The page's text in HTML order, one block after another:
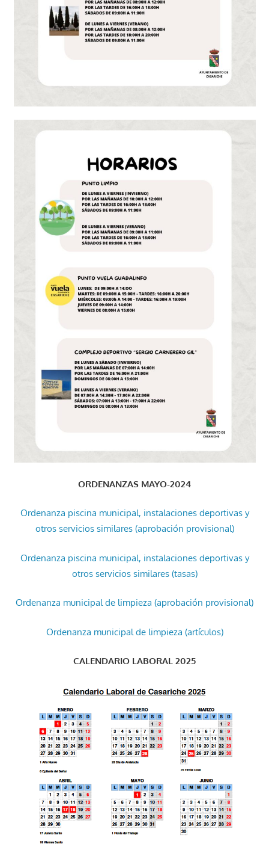
ORDENANZAS MAYO-2024
Ordenanza piscina municipal, instalaciones deportivas y
otros servicios similares (aprobación provisional)
Ordenanza piscina municipal, instalaciones deportivas y
otros servicios similares (tasas)
Ordenanza municipal de limpieza (aprobación provisional)
Ordenanza municipal de limpieza (artículos)
CALENDARIO LABORAL 2025